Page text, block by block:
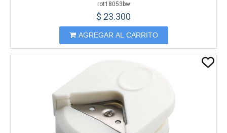
rot18053bw
$ 23.300
AGREGAR AL CARRITO